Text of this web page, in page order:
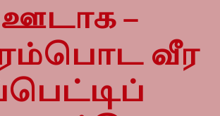
ஊடாக –
வீர